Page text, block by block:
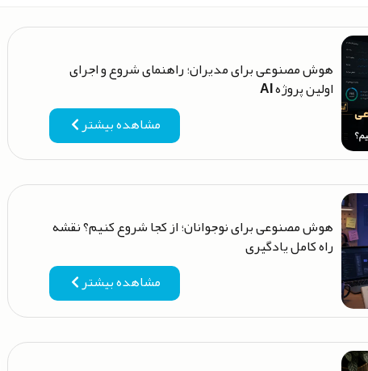
هوش مصنوعی برای مدیران؛ راهنمای شروع و اجرای
اولین پروژه AI
مشاهده بیشتر
هوش مصنوعی برای نوجوانان؛ از کجا شروع کنیم؟ نقشه
راه کامل یادگیری
مشاهده بیشتر